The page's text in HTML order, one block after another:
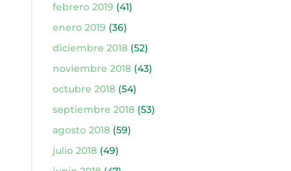
febrero 2019 (41)
enero 2019 (36)
diciembre 2018(52)
noviembre 2018(43)
octubre 2018(54)
septiembre 2018(53)
agosto 2018(59)
julio 2018(49)